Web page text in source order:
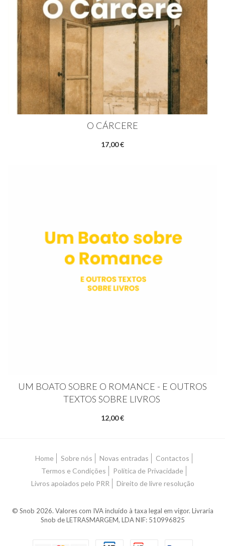
O CÁRCERE
17,00 €
UM BOATO SOBRE O ROMANCE - E OUTROS
TEXTOS SOBRE LIVROS
12,00 €
Home Sobre nós Novas entradas
Contactos
Termos e Condições
Política de Privacidade
Livros apoiados pelo PRR
Direito de livre resolução
© Snob 2026. Valores com IVA incluído à taxa legal em vigor. Livraria
Snob de LETRASMARGEM, LDA NIF: 510996825